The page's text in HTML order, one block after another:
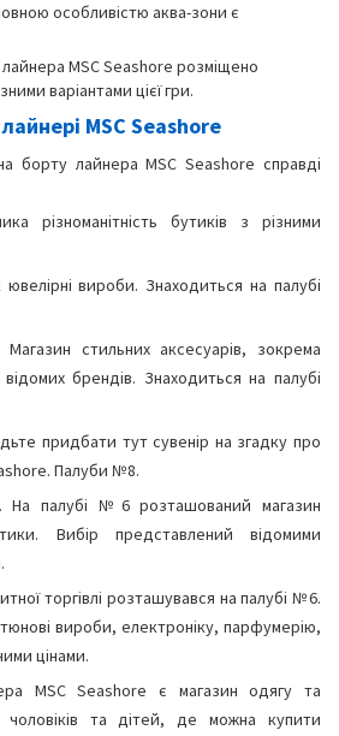
особливістю аква-зони є
MSC Seashore розміщено
варіантами цієї гри.
MSC Seashore
борту лайнера MSC Seashore справді
різноманітність бутиків з різними
вироби. Знаходиться на палубі
стильних аксесуарів, зокрема
брендів. Знаходиться на палубі
придбати тут сувенір на згадку про
Палуби №8.
На палубі №6 розташований магазин
Вибір представлений відомими
торгівлі розташувався на палубі №6.
вироби, електроніку, парфумерію,
цінами.
MSC Seashore є магазин одягу та
чоловіків та дітей, де можна купити